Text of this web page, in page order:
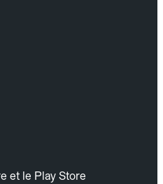
et le Play Store